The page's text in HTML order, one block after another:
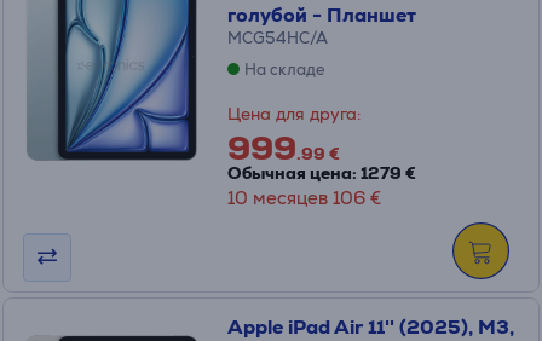
голубой - Планшет
MCG54HC/A
На складе
Цена для друга:
999.99 €
Обычная цена: 1279 €
10 месяцев 106 €
Apple iPad Air 11'' (2025), M3,